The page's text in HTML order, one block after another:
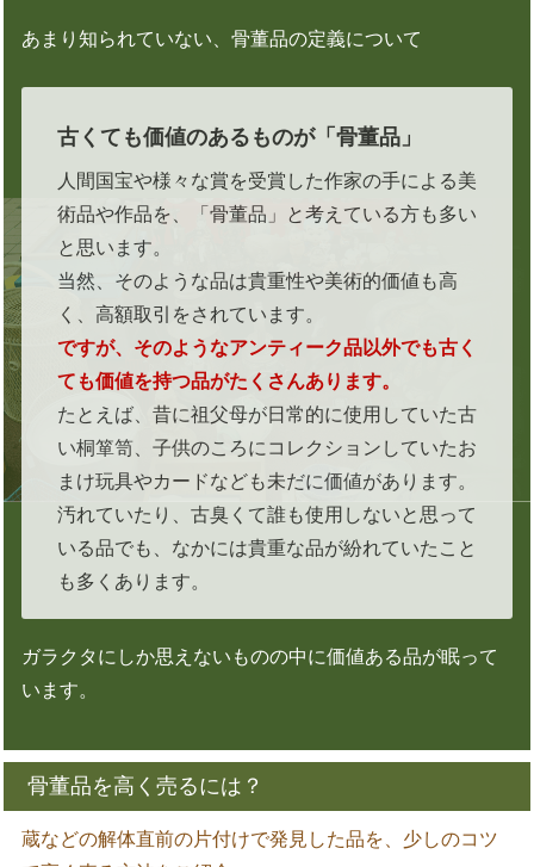
あまり知られていない、骨董品の定義について
古くても価値のあるものが「骨董品」
人間国宝や様々な賞を受賞した作家の手による美
術品や作品を、「骨董品」と考えている方も多い
と思います。
当然、そのような品は貴重性や美術的価値も高
く、高額取引をされています。
ですが、そのようなアンティーク品以外でも古く
ても価値を持つ品がたくさんあります。
たとえば、昔に祖父母が日常的に使用していた古
い桐箪笥、子供のころにコレクションしていたお
まけ玩具やカードなども未だに価値があります。
汚れていたり、古臭くて誰も使用しないと思って
いる品でも、なかには貴重な品が紛れていたこと
も多くあります。
ガラクタにしか思えないものの中に価値ある品が眠って
います。
骨董品を高く売るには？
蔵などの解体直前の片付けで発見した品を、少しのコツ